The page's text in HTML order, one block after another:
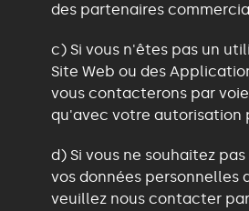
des partenaires
c) Si vous n'êtes pas un
Site Web ou des
vous contacterons par
qu'avec votre autorisation
d) Si vous ne souhaitez
vos données personnelles
veuillez nous contacter